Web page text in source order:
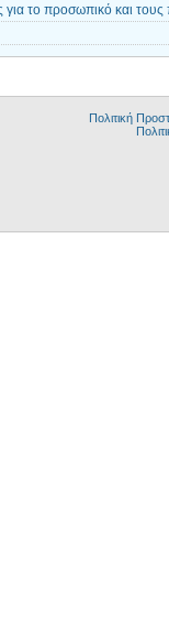
για το προσωπικό και
Πολιτική